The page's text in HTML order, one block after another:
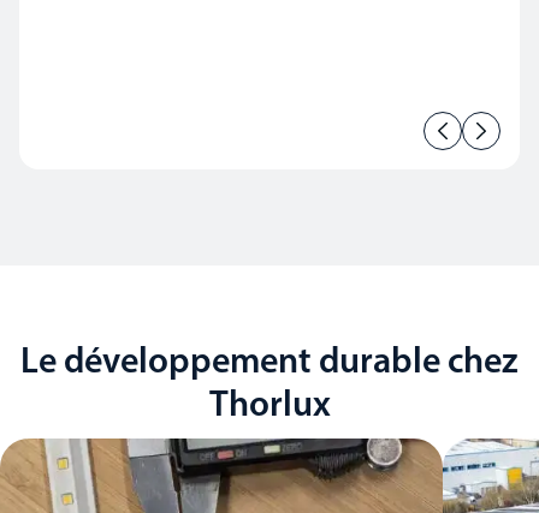
Le développement durable chez
Thorlux